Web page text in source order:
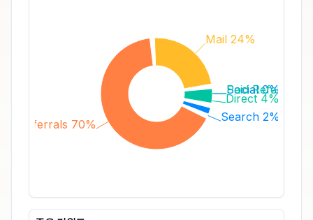
Social 0%
Paid Referrals
Mail 24%
Referrals 70%
Search 2%
Direct 4%